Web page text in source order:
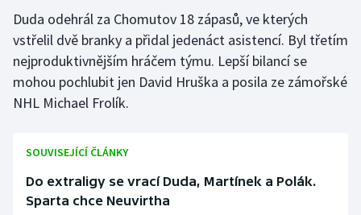
Jezdectví
Judo
Krasobruslení
Lezení
Lyže a snowboard
Duda odehrál za Chomutov 18 zápasů, ve kterých
vstřelil dvě branky a přidal jedenáct asistencí. Byl třetím
nejproduktivnějším hráčem týmu. Lepší bilancí se
mohou pochlubit jen David Hruška a posila ze zámořské
NHL Michael Frolík.
SOUVISEJÍCÍ ČLÁNKY
Do extraligy se vrací Duda, Martínek a Polák.
Sparta chce Neuvirtha